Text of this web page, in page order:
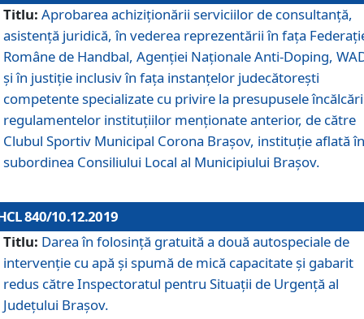
Titlu: Aprobarea achiziționării serviciilor de consultanță,
asistență juridică, în vederea reprezentării în fața
Române de Handbal, Agenției Naționale Anti-Doping,
și în justiție inclusiv în fața instanțelor judecătorești
competente specializate cu privire la presupusele
regulamentelor instituțiilor menționate anterior, de către
Clubul Sportiv Municipal Corona Braşov, instituție aflată în
subordinea Consiliului Local al Municipiului Brașov.
840/10.12.2019
Titlu: Darea în folosință gratuită a două autospeciale de
intervenție cu apă și spumă de mică capacitate și gabarit
redus către Inspectoratul pentru Situaţii de Urgenţă al
Judeţului Brașov.